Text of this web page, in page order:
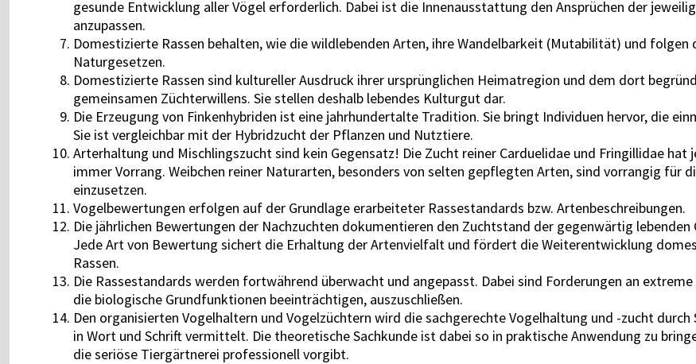
gesunde Entwicklung aller Vögel erforderlich. Dabei ist die Innenausstattung den Ansprüchen der
anzupassen.
Domestizierte Rassen behalten, wie die wildlebenden Arten, ihre Wandelbarkeit (Mutabilität) und folgen
Naturgesetzen.
Domestizierte Rassen sind kultureller Ausdruck ihrer ursprünglichen Heimatregion und dem dort
gemeinsamen Züchterwillens. Sie stellen deshalb lebendes Kulturgut dar.
Die Erzeugung von Finkenhybriden ist eine jahrhundertalte Tradition. Sie bringt Individuen hervor, die
Sie ist vergleichbar mit der Hybridzucht der Pflanzen und Nutztiere.
Arterhaltung und Mischlingszucht sind kein Gegensatz! Die Zucht reiner Carduelidae und Fringillidae hat
immer Vorrang. Weibchen reiner Naturarten, besonders von selten gepflegten Arten, sind vorrangig für
einzusetzen.
Vogelbewertungen erfolgen auf der Grundlage erarbeiteter Rassestandards bzw. Artenbeschreibungen.
Die jährlichen Bewertungen der Nachzuchten dokumentieren den Zuchtstand der gegenwärtig lebenden
Jede Art von Bewertung sichert die Erhaltung der Artenvielfalt und fördert die Weiterentwicklung
Rassen.
Die Rassestandards werden fortwährend überwacht und angepasst. Dabei sind Forderungen an
die biologische Grundfunktionen beeinträchtigen, auszuschließen.
Den organisierten Vogelhaltern und Vogelzüchtern wird die sachgerechte Vogelhaltung und -zucht durch
in Wort und Schrift vermittelt. Die theoretische Sachkunde ist dabei so in praktische Anwendung zu
die seriöse Tiergärtnerei professionell vorgibt.